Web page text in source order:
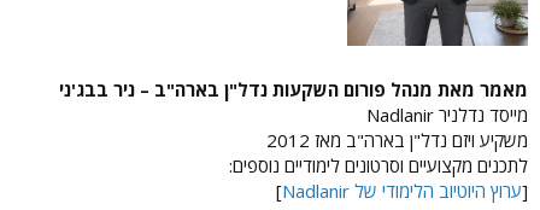
מאמר מאת מנהל פורום השקעות נדל"ן בארה"ב – ניר בבג'ני
מייסד נדלניר Nadlanir
משקיע ויזם נדל"ן בארה"ב מאז 2012
לתכנים מקצועיים וסרטונים לימודיים נוספים:
[ערוץ היוטיוב הלימודי של Nadlanir ]